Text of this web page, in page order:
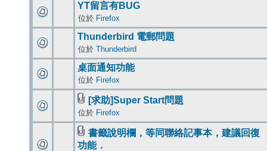
YT留言有BUG
位於 Firefox
Thunderbird 電郵問題
位於 Thunderbird
桌面通知功能
位於 Firefox
[求助]Super Start問題
位於 Firefox
書籤說明欄，等同聯絡記事本，建議回復
功能．